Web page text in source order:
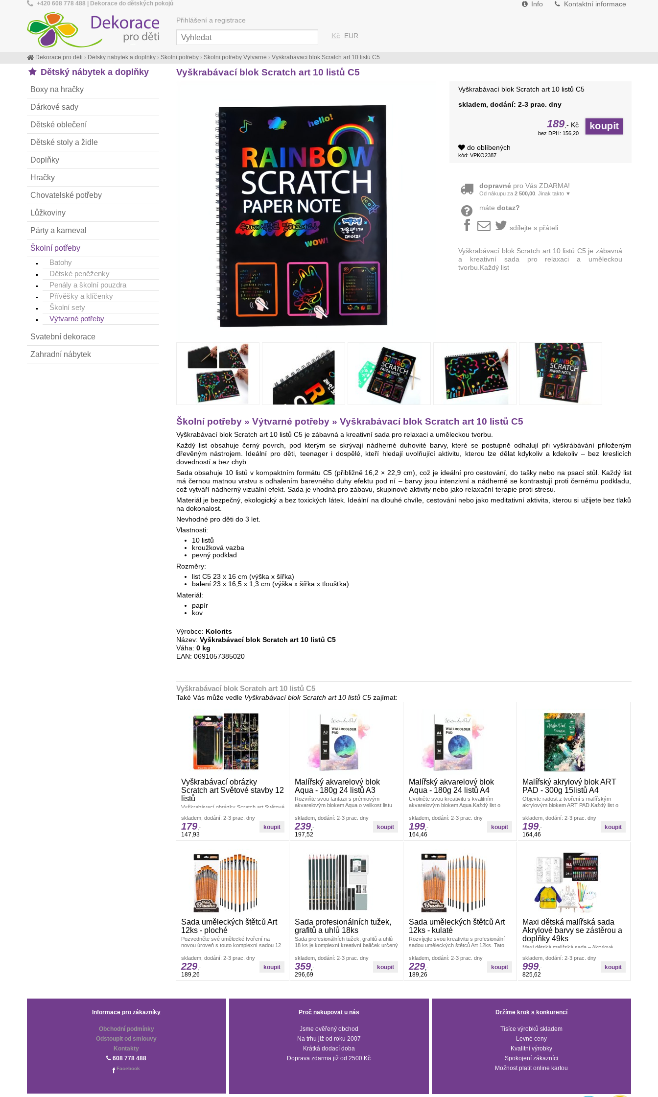
Vyškrabávací blok Scratch art 10 listů C5
Vyškrabávací blok Scratch art 10 listů C5
skladem, dodání: 2-3 prac. dny
189,- Kč
bez DPH: 156,20
do oblíbených
kód: VPKO2387
dopravné pro Vás ZDARMA!
Od nákupu za2 500,00 . Jinak takto ▼
mátedotaz?
sdílejte s přáteli
Vyškrabávací blok Scratch art 10 listů C5 je zábavná
a kreativní sada pro relaxaci a uměleckou
tvorbu.Každý list
Školní potřeby » Výtvarné potřeby » Vyškrabávací blok Scratch art 10 listů C5
Vyškrabávací blok Scratch art 10 listů C5 je zábavná a kreativní sada pro relaxaci a uměleckou tvorbu.
Každý list obsahuje černý povrch, pod kterým se skrývají nádherné duhovité barvy, které se postupně odhalují při vyškrábávání přiloženým
dřevěným nástrojem. Ideální pro děti, teenager i dospělé, kteří hledají uvolňující aktivitu, kterou lze dělat kdykoliv a kdekoliv – bez kreslicích
dovedností a bez chyb.
Sada obsahuje 10 listů v kompaktním formátu C5 (přibližně 16,2 × 22,9 cm), což je ideální pro cestování, do tašky nebo na psací stůl. Každý list
má černou matnou vrstvu s odhalením barevného duhy efektu pod ní – barvy jsou intenzivní a nádherně se kontrastují proti černému podkladu,
což vytváří nádherný vizuální efekt. Sada je vhodná pro zábavu, skupinové aktivity nebo jako relaxační terapie proti stresu.
Materiál je bezpečný, ekologický a bez toxických látek. Ideální na dlouhé chvíle, cestování nebo jako meditativní aktivita, kterou si užijete bez tlaků
na dokonalost.
Nevhodné pro děti do 3 let.
Vlastnosti:
10 listů
kroužková vazba
pevný podklad
Rozměry:
list C5 23 x 16 cm (výška x šířka)
balení 23 x 16,5 x 1,3 cm (výška x šířka x tloušťka)
Materiál:
papír
kov
Výrobce: Kolorits
Název: Vyškrabávací blok Scratch art 10 listů C5
Váha: 0 kg
EAN: 0691057385020
Vyškrabávací blok Scratch art 10 listů C5
Také Vás může vedle Vyškrabávací blok Scratch art 10 listů C5zajímat:
Vyškrabávací obrázky
Scratch art Světové stavby 12
listů
Vyškrabávací obrázky Scratch art Světové
uměleckých projektů, která spojuje
skladem, dodání: 2-3 prac. dny
179,-
147,93
Malířský akvarelový blok
Aqua - 180g 24 listů A3
Rozviňte svou fantazii s prémiovým
akvarelovým blokem Aqua o velikost listu
skladem, dodání: 2-3 prac. dny
239,-
197,52
Malířský akvarelový blok
Aqua - 180g 24 listů A4
Uvolněte svou kreativitu s kvalitním
akvarelovým blokem Aqua.Každý list o
skladem, dodání: 2-3 prac. dny
199,-
164,46
Malířský akrylový blok ART
PAD - 300g 15listů A4
Objevte radost z tvoření s malířským
akrylovým blokem ART PAD.Každý list o
skladem, dodání: 2-3 prac. dny
199,-
164,46
Sada uměleckých štětců Art
12ks - ploché
Pozvedněte své umělecké tvoření na
novou úroveň s touto komplexní sadou 12
skladem, dodání: 2-3 prac. dny
229,-
189,26
Sada profesionálních tužek,
grafitů a uhlů 18ks
Sada profesionálních tužek, grafitů a uhlů
18 ks je komplexní kreativní balíček určený
skladem, dodání: 2-3 prac. dny
359,-
296,69
Sada uměleckých štětců Art
12ks - kulaté
Rozvíjejte svou kreativitu s profesionální
sadou uměleckých štětců Art 12ks. Tato
skladem, dodání: 2-3 prac. dny
229,-
189,26
Maxi dětská malířská sada
Akrylové barvy se zástěrou a
doplňky 49ks
Maxi dětská malířská sada – Akrylové
umělecká díla jako profesionál.
skladem, dodání: 2-3 prac. dny
999,-
825,62
Dětský nábytek a doplňky
Boxy na hračky
Dárkové sady
Dětské oblečení
Dětské stoly a židle
Doplňky
Hračky
Chovatelské potřeby
Lůžkoviny
Párty a karneval
Školní potřeby
Batohy
Dětské peněženky
Penály a školní pouzdra
Přívěšky a klíčenky
Školní sety
Výtvarné potřeby
Svatební dekorace
Zahradní nábytek
Info Kontaktní informace
Dekorace pro děti › Dětský nábytek a doplňky› Školní potřeby› Školní potřeby Výtvarné › Vyškrabávací blok Scratch art 10 listů C5
+420 608 778 488 | Dekorace do dětských pokojů
Kč EUR
Přihlášení a registrace
Informace pro zákazníky
Obchodní podmínky
Odstoupit od smlouvy
Kontakty
608 778 488
Facebook
Proč nakupovat u nás
Jsme ověřený obchod
Na trhu již od roku 2007
Krátká dodací doba
Doprava zdarma již od 2500 Kč
Držíme krok s konkurencí
Tisíce výrobků skladem
Levné ceny
Kvalitní výrobky
Spokojení zákazníci
Možnost platit online kartou